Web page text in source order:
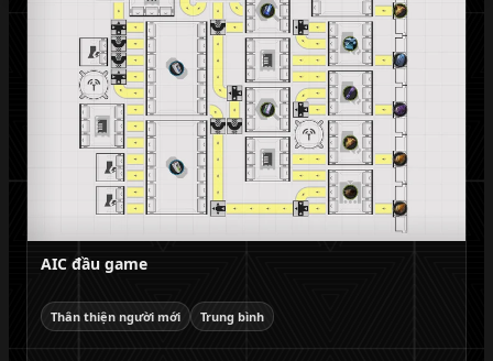
AIC đầu game
Thân thiện người mới Trung bình